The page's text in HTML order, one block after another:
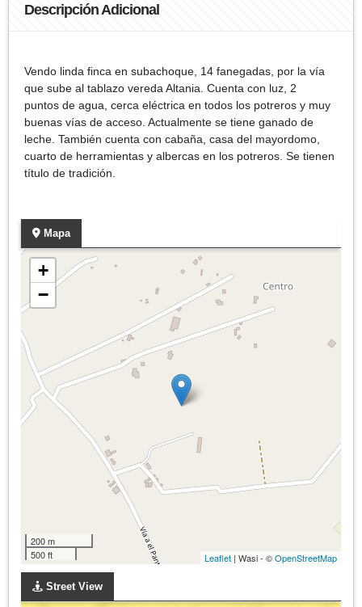
Descripción Adicional
Vendo linda finca en subachoque, 14 fanegadas, por la vía
que sube al tablazo vereda Altania. Cuenta con luz, 2
puntos de agua, cerca eléctrica en todos los potreros y muy
buenas vías de acceso. Actualmente se tiene ganado de
leche. También cuenta con cabaña, casa del mayordomo,
cuarto de herramientas y albercas en los potreros. Se tienen
título de tradición.
Mapa
+
−
200 m
500 ft
Leaflet | Wasi - ©OpenStreetMap
Street View